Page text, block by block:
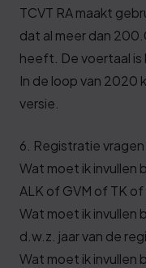
TCVT RA maakt
dat al meer dan
heeft. De voertaal is
In de loop van 2020
versie.
6. Registratie vragen
Wat moet ik invullen
ALK of GVM of TK of
Wat moet ik invullen
d.w.z. jaar van de
Wat moet ik invullen